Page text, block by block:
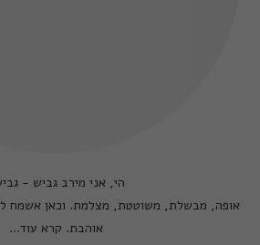
הי, אני מירב גביש -
אופה, מבשלת, משוטטת, מצלמת. וכאן אשמח
אוהבת. קרא עוד...